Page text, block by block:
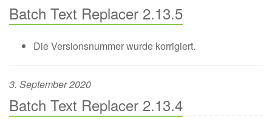
Batch Text Replacer 2.13.5
Die Versionsnummer wurde korrigiert.
3. September 2020
Batch Text Replacer 2.13.4